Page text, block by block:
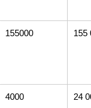
155000 155
4000 24